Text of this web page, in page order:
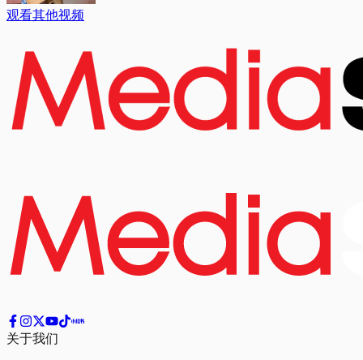
观看其他视频
关于我们